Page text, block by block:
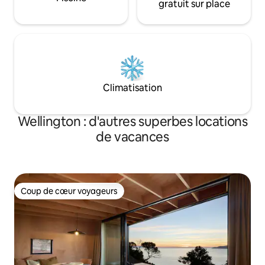
gratuit sur place
Climatisation
Wellington : d'autres superbes locations
de vacances
Coup de cœur voyageurs
Coup de cœur voyageurs